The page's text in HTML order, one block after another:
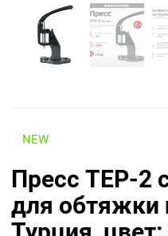
NEW
Пресс TEP-2
для обтяжки